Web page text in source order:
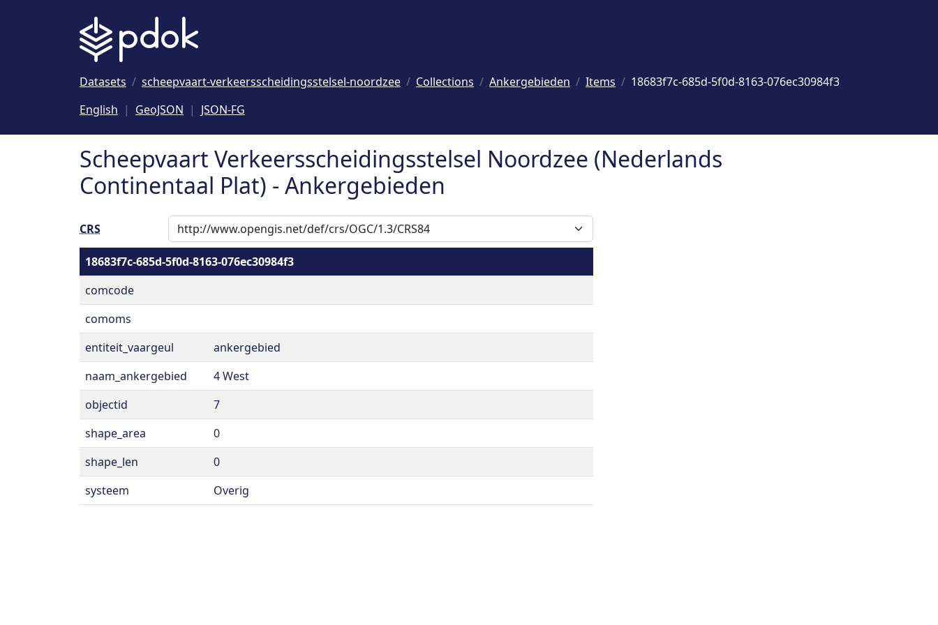
Datasets scheepvaart-verkeersscheidingsstelsel-noordzee Collections Ankergebieden Items
18683f7c-685d-5f0d-8163-076ec30984f3
English
GeoJSON JSON-FG
Scheepvaart Verkeersscheidingsstelsel Noordzee (Nederlands
Continentaal Plat) - Ankergebieden
CRS
18683f7c-685d-5f0d-8163-076ec30984f3
comcode
comoms
entiteit_vaargeul
ankergebied
naam_ankergebied
4 West
objectid
7
shape_area
0
shape_len
0
systeem
Overig